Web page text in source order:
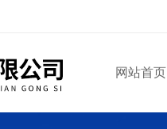
网站首页